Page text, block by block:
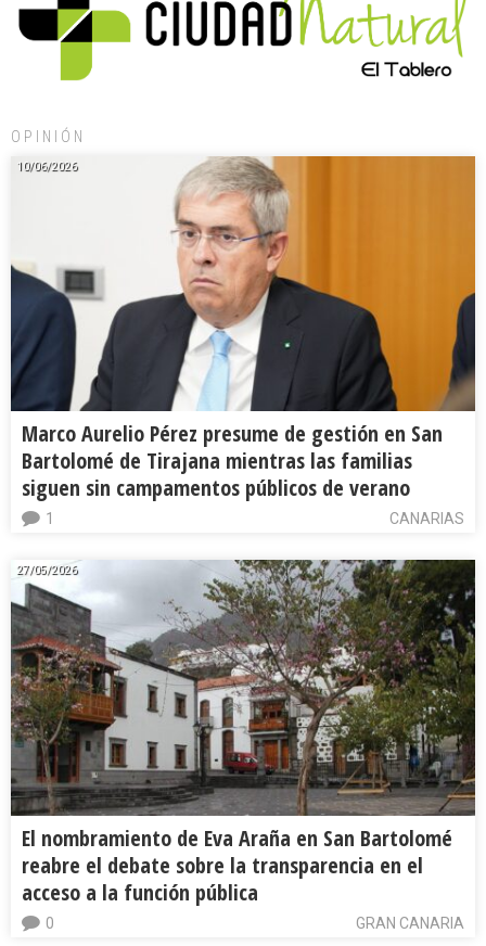
OPINIÓN
10/06/2026
Marco Aurelio Pérez presume de gestión en San
Bartolomé de Tirajana mientras las familias
siguen sin campamentos públicos de verano
CANARIAS
1
27/05/2026
El nombramiento de Eva Araña en San Bartolomé
reabre el debate sobre la transparencia en el
acceso a la función pública
GRAN CANARIA
0